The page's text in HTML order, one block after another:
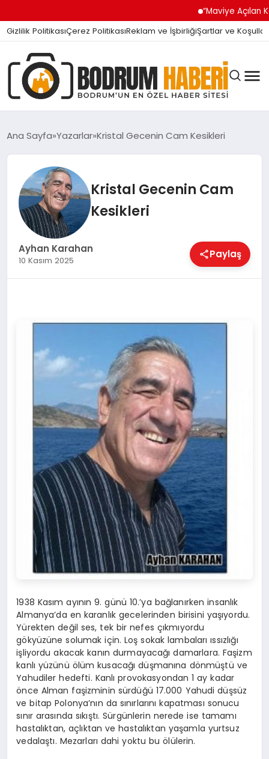
“Maviye Açılan
Gizlilik PolitikasıÇerez PolitikasıReklam ve İşbirliğiŞartlar ve Koşullar
BODRUM BODRUM
SIYASET
MAGAZIN
MUĞLA
Ana Sayfa Yazarlar Kristal Gecenin Cam Kesikleri
Kristal Gecenin Cam
Kesikleri
Ayhan Karahan
10 Kasım 2025
Paylaş
1938 Kasım ayının 9. günü 10.’ya bağlanırken insanlık
Almanya’da en karanlık gecelerinden birisini yaşıyordu.
Yürekten değil ses, tek bir nefes çıkmıyordu
gökyüzüne solumak için. Loş sokak lambaları ıssızlığı
işliyordu akacak kanın durmayacağı damarlara. Faşizm
kanlı yüzünü ölüm kusacağı düşmanına dönmüştü ve
Yahudiler hedefti. Kanlı provokasyondan 1 ay kadar
önce Alman faşizminin sürdüğü 17.000 Yahudi düşsüz
ve bitap Polonya’nın da sınırlarını kapatması sonucu
sınır arasında sıkıştı. Sürgünlerin nerede ise tamamı
hastalıktan, açlıktan ve hastalıktan yaşamla yurtsuz
vedalaştı. Mezarları dahi yoktu bu ölülerin.